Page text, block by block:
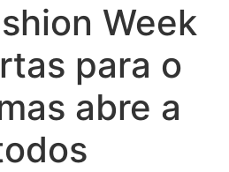
Week
para o
abre a